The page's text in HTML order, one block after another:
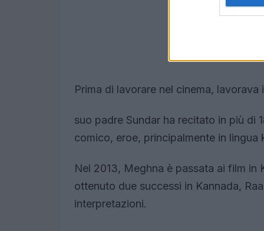
Prima di lavorare nel cinema,
suo padre Sundar ha recitato in più di
comico, eroe, principalmente in lingua
Nel 2013, Meghna è passata ai film in
ottenuto due successi in Kannada,
interpretazioni.